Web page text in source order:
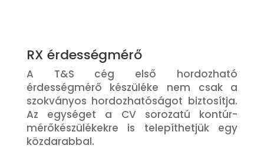
RX érdességmérő
A T&S cég első hordozható
érdességmérő készüléke nem csak a
szokványos hordozhatóságot biztosítja.
Az egységet a CV sorozatú kontúr-
mérőkészülékekre is telepíthetjük egy
közdarabbal.